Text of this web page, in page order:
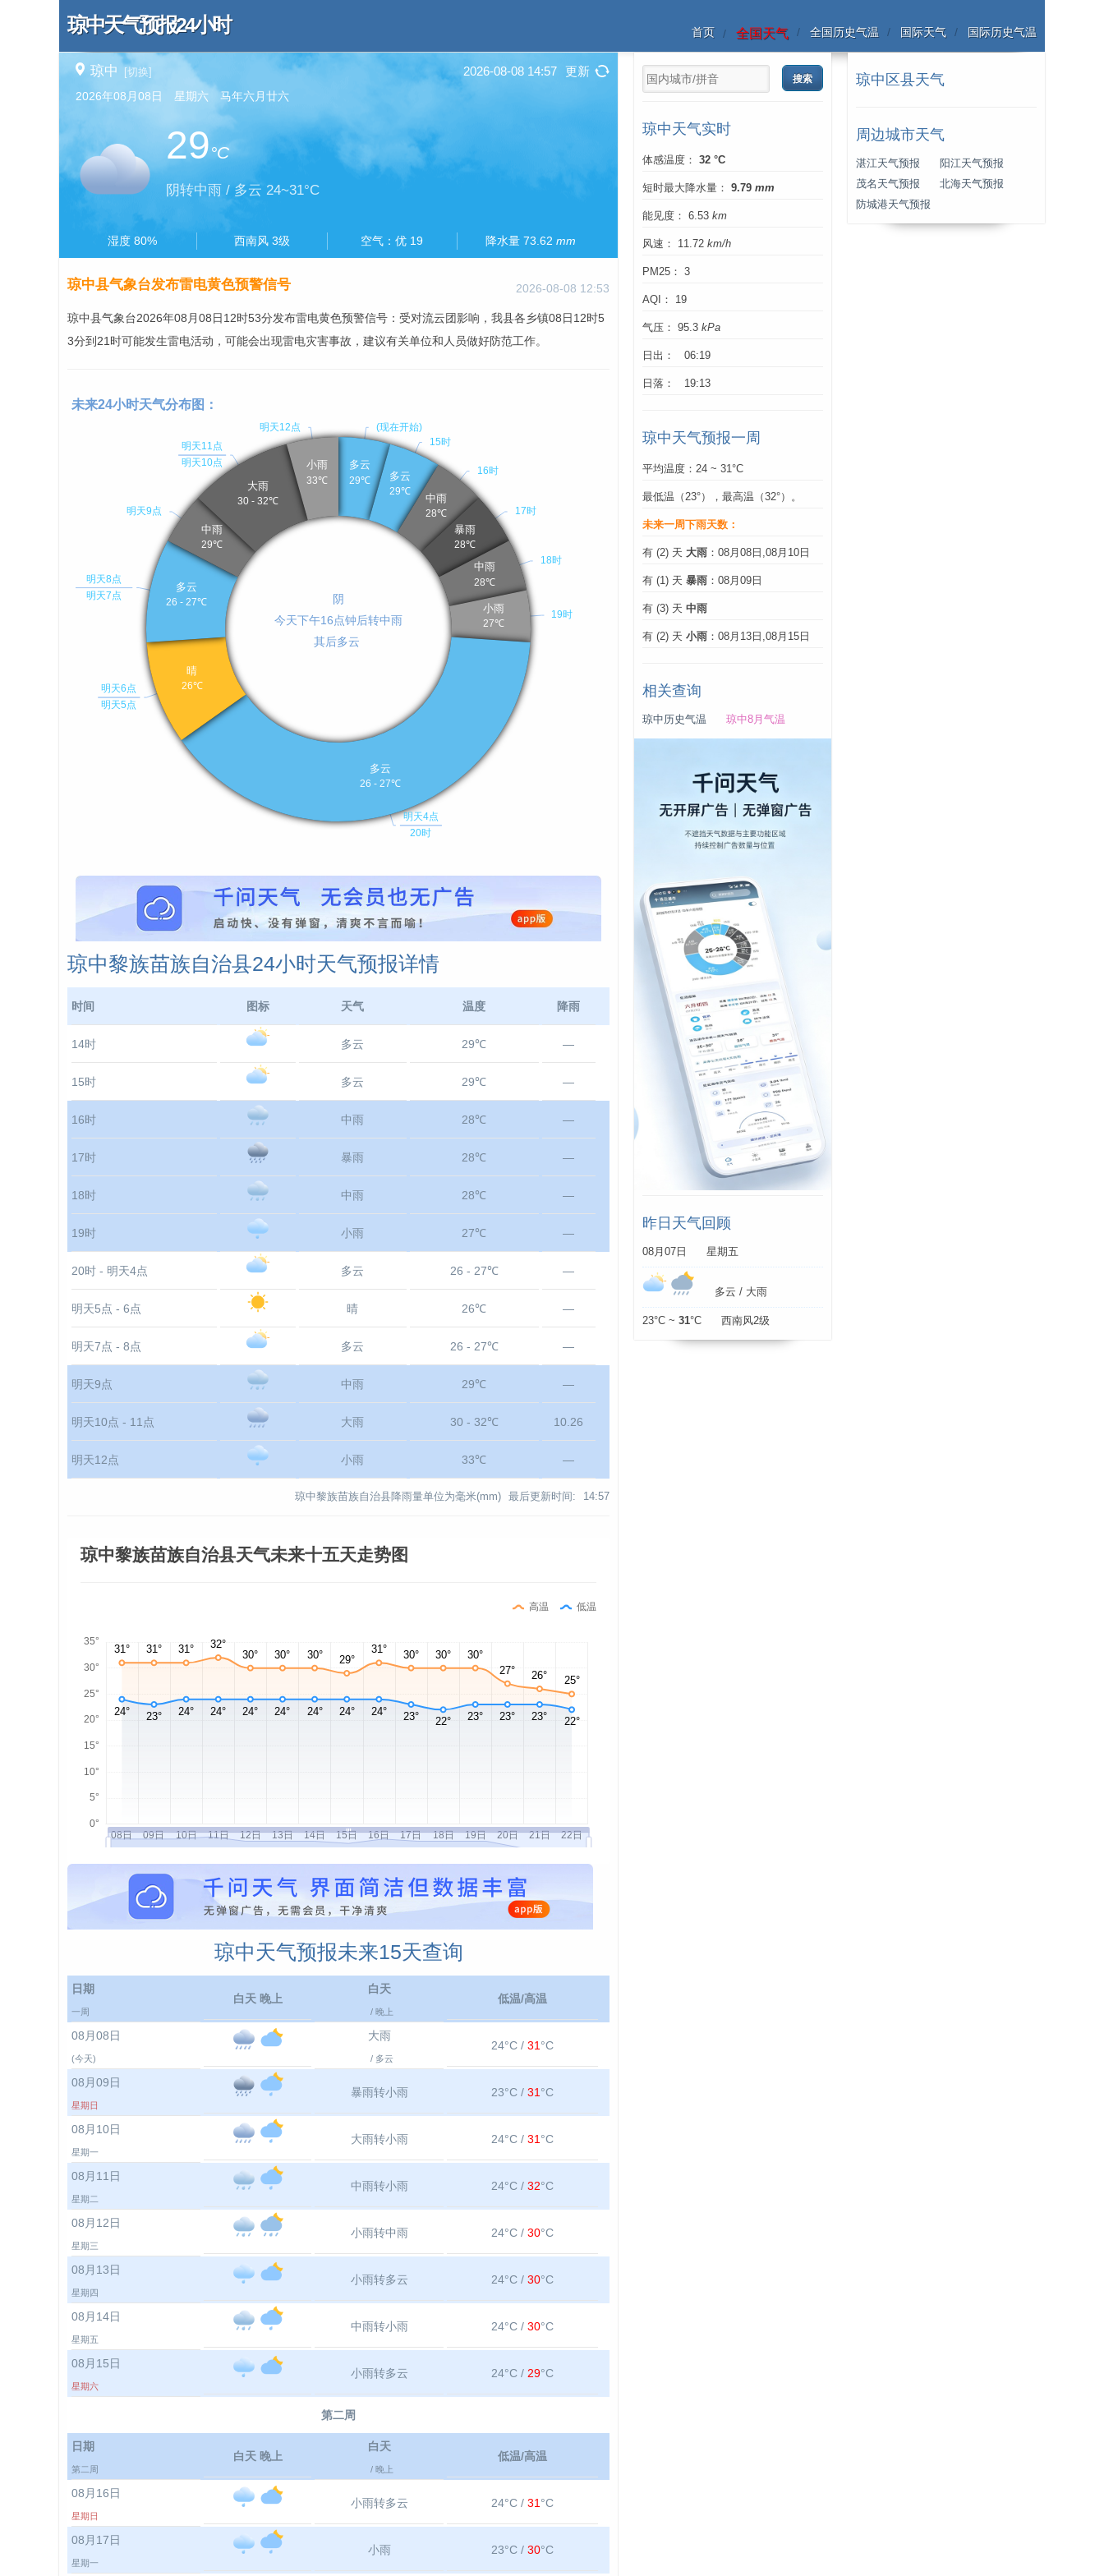
琼中天气预报24小时 首页 全国天气 全国历史气温 国际天气 国际历史气温
琼中 [切换] 2026-08-08 14:57 更新
2026年08月08日 星期六 马年六月廿六
29°C
阴转中雨 / 多云 24~31°C
湿度 80% 西南风 3级 空气：优 19 降水量 73.62mm
2026-08-08 12:53
琼中县气象台发布雷电黄色预警信号
琼中县气象台2026年08月08日12时53分发布雷电黄色预警信号：受对流云团影响，我县各乡镇08日12时5
3分到21时可能发生雷电活动，可能会出现雷电灾害事故，建议有关单位和人员做好防范工作。
琼中黎族苗族自治县24小时天气预报详情
时间 图标 天气 温度 降雨
14时 多云 29℃ —
15时 多云 29℃ —
16时 中雨 28℃ —
17时 暴雨 28℃ —
18时 中雨 28℃ —
19时 小雨 27℃ —
20时 - 明天4点 多云 26 - 27℃ —
明天5点 - 6点 晴 26℃ —
明天7点 - 8点 多云 26 - 27℃ —
明天9点 中雨 29℃ —
明天10点 - 11点 大雨 30 - 32℃ 10.26
明天12点 小雨 33℃ —
琼中黎族苗族自治县降雨量单位为毫米(mm) 最后更新时间: 14:57
琼中黎族苗族自治县天气未来十五天走势图
高温 低温
琼中天气预报未来15天查询
日期
一周
白天 晚上
白天
/ 晚上
低温/高温
08月08日
(今天)
大雨
/ 多云
24°C /31 °C
08月09日
星期日
暴雨转小雨 23°C /31 °C
08月10日
星期一
大雨转小雨 24°C /31 °C
08月11日
星期二
中雨转小雨 24°C /32°C
08月12日
星期三
小雨转中雨 24°C /30°C
08月13日
星期四
小雨转多云 24°C /30°C
08月14日
星期五
中雨转小雨 24°C /30°C
08月15日
星期六
小雨转多云 24°C / 29°C
第二周
日期
第二周
白天 晚上
白天
/ 晚上
低温/高温
08月16日
星期日
小雨转多云 24°C /31 °C
08月17日
星期一
小雨 23°C /30°C
琼中天气实时
体感温度： 32 °C
短时最大降水量： 9.79 mm
能见度： 6.53 km
风速： 11.72 km/h
PM25： 3
AQI： 19
气压： 95.3 kPa
日出： 06:19
日落： 19:13
琼中天气预报一周
平均温度：24 ~ 31°C
最低温（23°），最高温（32°）。
未来一周下雨天数：
有 (2) 天 大雨 ：08月08日,08月10日
有 (1) 天 暴雨 ：08月09日
有 (3) 天 中雨
有 (2) 天 小雨 ：08月13日,08月15日
相关查询
琼中历史气温 琼中8月气温
昨日天气回顾
08月07日 星期五
多云 / 大雨
23°C ~ 31°C 西南风2级
琼中区县天气
周边城市天气
湛江天气预报
阳江天气预报
茂名天气预报
北海天气预报
防城港天气预报